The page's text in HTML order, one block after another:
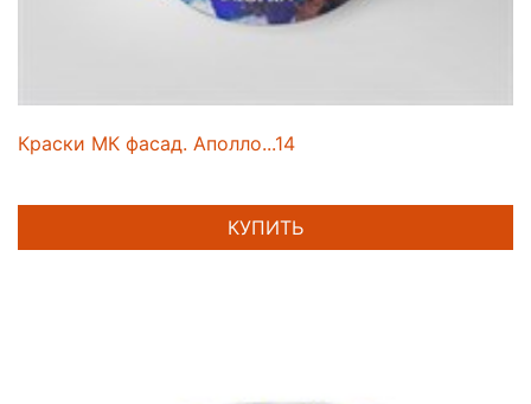
Краски МК фасад. Аполло...14
КУПИТЬ